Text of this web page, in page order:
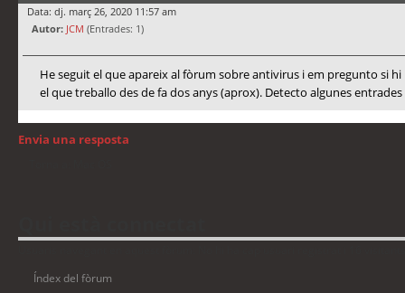
Data: dj. març 26, 2020 11:57 am
Autor: JCM (Entrades: 1)
He seguit el que apareix al fòrum sobre antivirus i em pregunto si
el que treballo des de fa dos anys (aprox). Detecto algunes
Envia una resposta
Índex del fòrum